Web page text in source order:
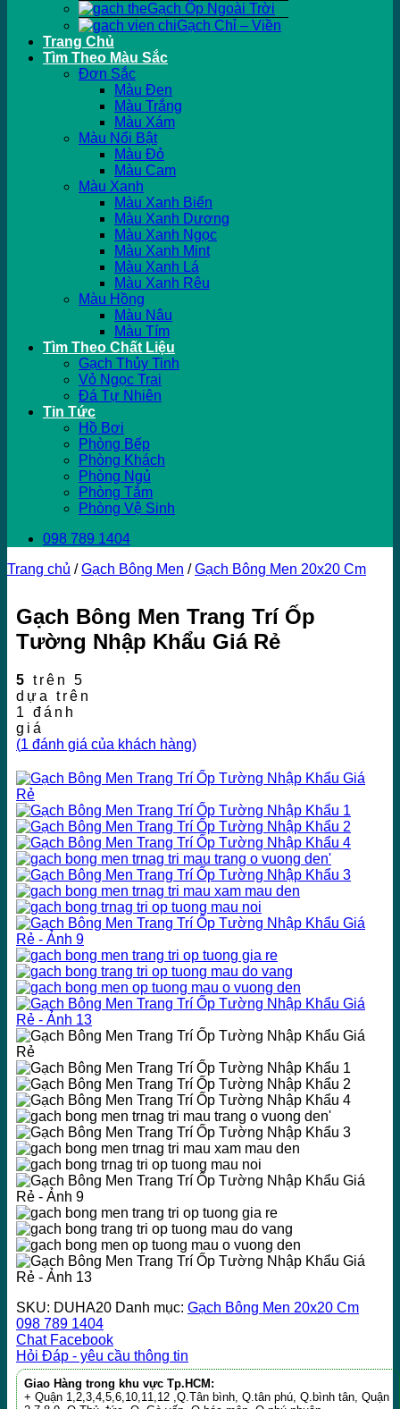
Gạch Ốp Ngoài Trời
Gạch Chỉ – Viền
Trang Chủ
Tìm Theo Màu Sắc
Đơn Sắc
Màu Đen
Màu Trắng
Màu Xám
Màu Nổi Bật
Màu Đỏ
Màu Cam
Màu Xanh
Màu Xanh Biển
Màu Xanh Dương
Màu Xanh Ngọc
Màu Xanh Mint
Màu Xanh Lá
Màu Xanh Rêu
Màu Hồng
Màu Nâu
Màu Tím
Tìm Theo Chất Liệu
Gạch Thủy Tinh
Vỏ Ngọc Trai
Đá Tự Nhiên
Tin Tức
Hồ Bơi
Phòng Bếp
Phòng Khách
Phòng Ngủ
Phòng Tắm
Phòng Vệ Sinh
098 789 1404
Trang chủ / Gạch Bông Men / Gạch Bông Men 20x20 Cm
Gạch Bông Men Trang Trí Ốp
Tường Nhập Khẩu Giá Rẻ
5 trên 5
dựa trên
1
đánh
giá
(1 đánh giá của khách hàng)
SKU: DUHA20 Danh mục: Gạch Bông Men 20x20 Cm
098 789 1404
Chat Facebook
Hỏi Đáp - yêu cầu thông tin
Giao Hàng trong khu vực Tp.HCM:
+ Quận 1,2,3,4,5,6,10,11,12 ,Q.Tân bình, Q.tân phú, Q.bình tân, Quận